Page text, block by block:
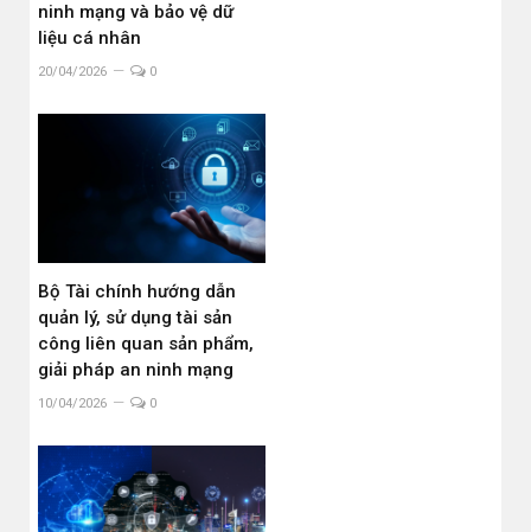
ninh mạng và bảo vệ dữ
liệu cá nhân
20/04/2026 0
Bộ Tài chính hướng dẫn
quản lý, sử dụng tài sản
công liên quan sản phẩm,
giải pháp an ninh mạng
10/04/2026 0